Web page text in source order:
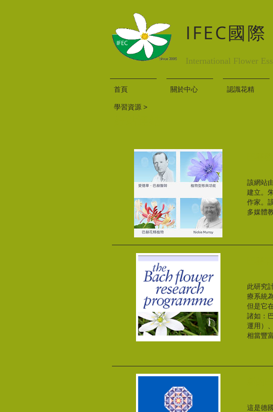
IFEC國際
International Flower
首頁 關於中心 認識花精
學習資源 >
該網站
建立。
作家。
多媒體
此研究
療系統
但是它
諸如：
運用）
相當豐富
這是德